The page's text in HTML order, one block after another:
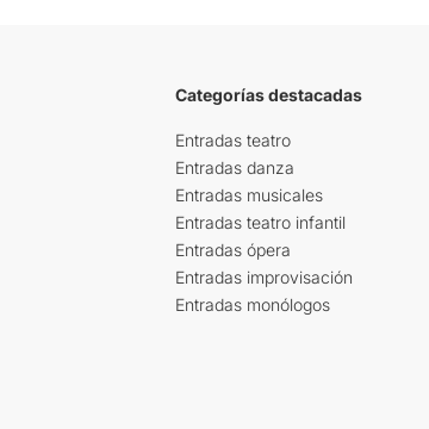
Categorías destacadas
Entradas teatro
Entradas danza
Entradas musicales
Entradas teatro infantil
Entradas ópera
Entradas improvisación
Entradas monólogos